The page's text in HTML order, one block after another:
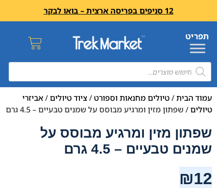
12 סניפים בפריסה ארצית – בואו לבקר
עמוד הבית/טיולים מחנאות וספורט/ציוד טיולים/אביזרי
טיולים/ שפתון מזין ומרגיע מבוסס על שמנים טבעיים – 4.5 גרם
שפתון מזין ומרגיע מבוסס על
שמנים טבעיים – 4.5 גרם
₪12